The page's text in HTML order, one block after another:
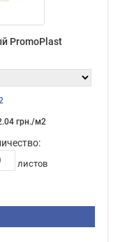
PromoPlast
грн./м2
листов